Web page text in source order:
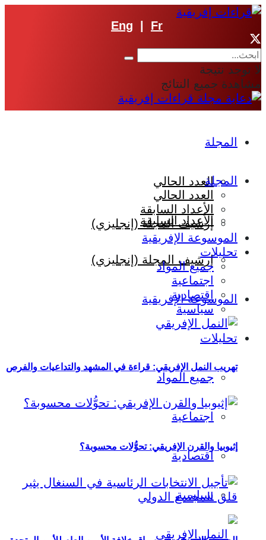
Eng Fr
لا توجد نتيجة
مشاهدة جميع النتائج
المجلة
العدد الحالي
الأعداد السابقة
إرشيف المجلة (إنجليزي)
الموسوعة الإفريقية
تحليلات
جميع المواد
اجتماعية
اقتصادية
سياسية
المجلة
العدد الحالي
الأعداد السابقة
إرشيف المجلة (إنجليزي)
الموسوعة الإفريقية
تحليلات
جميع المواد
اجتماعية
اقتصادية
سياسية
تهريب النمل الإفريقي: قراءة في المشهد والتداعيات والفرص
إثيوبيا والقرن الإفريقي: تحوُّلات محسوبة؟